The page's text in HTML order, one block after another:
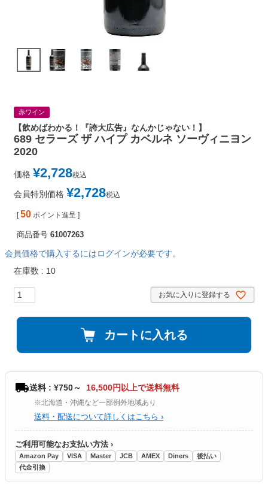
赤ワイン
【飲めばわかる！『誇大広告』なんかじゃない！】
689 セラーズ ザ ハイプ カベルネ ソーヴィニヨン
2020
価格 ¥2,728税込
会員特別価格 ¥2,728税込
[ 50 ポイント進呈 ]
商品番号 61007263
会員価格で購入するにはログインが必要です。
在庫数
10
お気に入りに登録する
カートに入れる
送料 : ¥750～ 16,500円以上で送料無料
※北海道・沖縄など一部例外地域あり
送料・配送について詳しくはこちら ›
ご利用可能なお支払い方法 ›
Amazon Pay VISA Master JCB AMEX Diners
後払い
代金引換